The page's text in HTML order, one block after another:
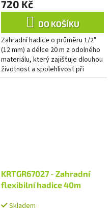
720 Kč
DO KOŠÍKU
Zahradní hadice o průměru 1/2"
(12 mm) a délce 20 m z odolného
materiálu, který zajišťuje dlouhou
životnost a spolehlivost při
pravidelném zavlažování
KRTGR67027 - Zahradní
flexibilní hadice 40m
Skladem